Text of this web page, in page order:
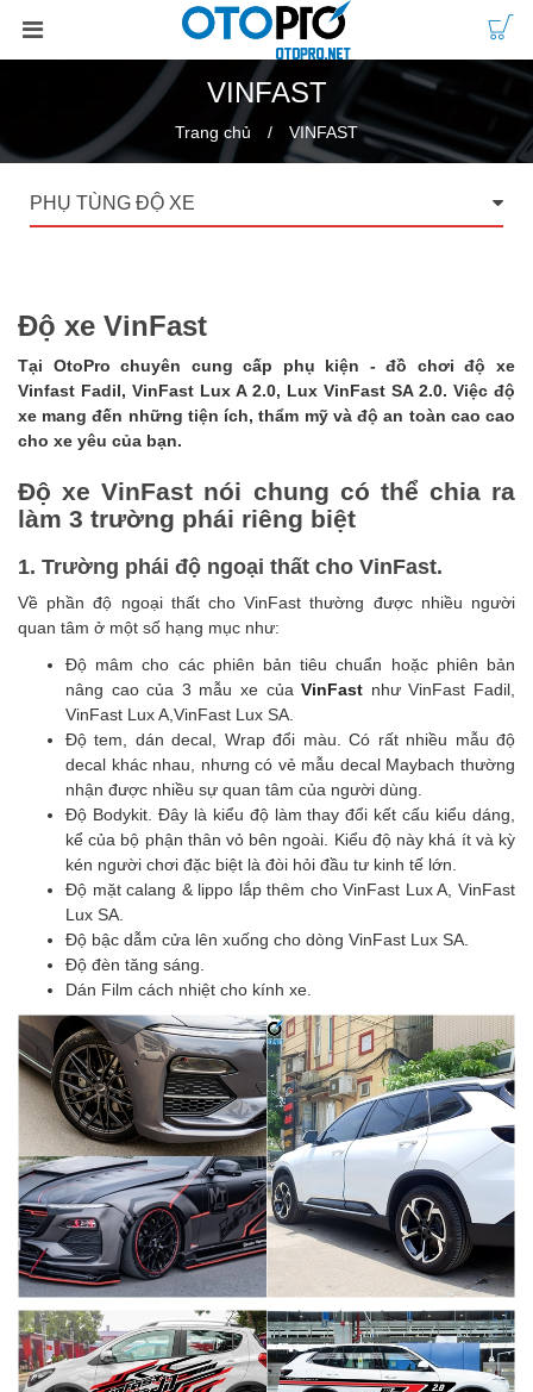
VINFAST
Trang chủ VINFAST
PHỤ TÙNG ĐỘ XE
Độ xe VinFast
Tại OtoPro chuyên cung cấp phụ kiện - đồ chơiđộ xe
Vinfast Fadil, VinFast Lux A 2.0, Lux VinFast SA 2.0. Việc độ
xe mang đến những tiện ích, thẩm mỹ và độ an toàn cao cao
cho xe yêu của bạn.
Độ xe VinFast nói chung có thể chia ra
làm 3 trường phái riêng biệt
1. Trường phái độ ngoại thất cho VinFast.
Về phần độ ngoại thất cho VinFast thường được nhiều người
quan tâm ở một số hạng mục như:
Độ mâm cho các phiên bản tiêu chuẩn hoặc phiên bản
nâng cao của 3 mẫu xe củaVinFast như VinFast Fadil,
VinFast Lux A,VinFast Lux SA.
Độ tem, dán decal, Wrap đổi màu. Có rất nhiều mẫu độ
decal khác nhau, nhưng có vẻ mẫu decal Maybach thường
nhận được nhiều sự quan tâm của người dùng.
Độ Bodykit. Đây là kiểu độ làm thay đổi kết cấu kiểu dáng,
kể của bộ phận thân vỏ bên ngoài. Kiểu độ này khá ít và kỳ
kén người chơi đặc biệt là đòi hỏi đầu tư kinh tế lớn.
Độ mặt calang & lippo lắp thêm cho VinFast Lux A, VinFast
Lux SA.
Độ bậc dẫm cửa lên xuống cho dòng VinFast Lux SA.
Độ đèn tăng sáng.
Dán Film cách nhiệt cho kính xe.